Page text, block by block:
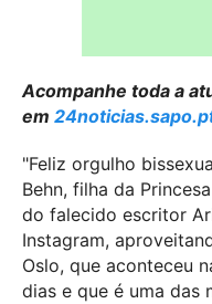
Acompanhe toda a
em
"Feliz orgulho
Behn, filha da
do falecido escritor
Instagram,
Oslo, que aconteceu
dias e que é uma das